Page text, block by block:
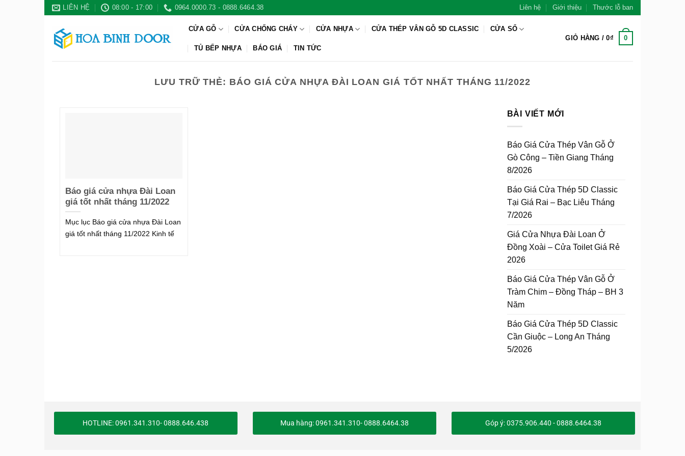
Bỏ
dung
LIÊN HỆ 08:00 - 17:00 0964.0000.73 - 0888.6464.38 Liên hệ Giới thiệu Thước lỗ ban
CỬA GỖ CỬA CHỐNG CHÁY CỬA NHỰA CỬA THÉP VÂN GỖ 5D CLASSIC CỬA SỔ
TỦ BẾP NHỰA BÁO GIÁ TIN TỨC
GIỎ HÀNG /0₫ 0
LƯU TRỮ THẺ: BÁO GIÁ CỬA NHỰA ĐÀI LOAN GIÁ TỐT NHẤT THÁNG 11/2022
Báo giá cửa nhựa Đài Loan
giá tốt nhất tháng 11/2022
Mục lục Báo giá cửa nhựa Đài Loan
giá tốt nhất tháng 11/2022 Kinh tế
BÀI VIẾT MỚI
Báo Giá Cửa Thép Vân Gỗ Ở
Gò Công – Tiền Giang Tháng
8/2026
Báo Giá Cửa Thép 5D Classic
Tại Giá Rai – Bạc Liêu Tháng
7/2026
Giá Cửa Nhựa Đài Loan Ở
Đồng Xoài – Cửa Toilet Giá Rẻ
2026
Báo Giá Cửa Thép Vân Gỗ Ở
Tràm Chim – Đồng Tháp – BH 3
Năm
Báo Giá Cửa Thép 5D Classic
Cần Giuộc – Long An Tháng
5/2026
HOTLINE: 0961.341.310- 0888.646.438 Mua hàng: 0961.341.310- 0888.6464.38 Góp ý: 0375.906.440 - 0888.6464.38